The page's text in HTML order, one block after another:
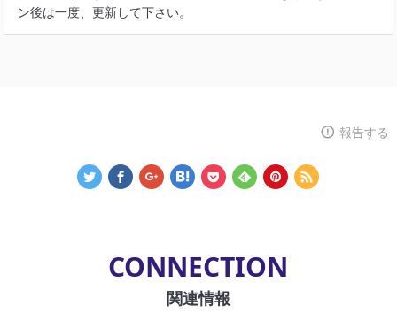
ン後は一度、更新して下さい。
報告する
CONNECTION
関連情報